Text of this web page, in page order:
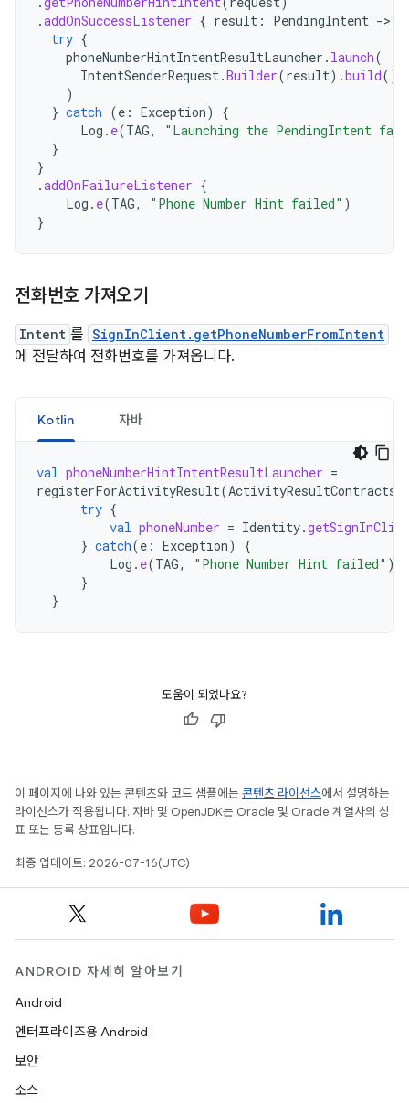
.addOnSuccessListener { result : PendingIntent ->
try {
phoneNumberHintIntentResultLauncher . launch(
IntentSenderRequest.Builder(result).build()
)
} catch (e : Exception)
{
Log . e(TAG,
"Launching the PendingIntent
}
}
.addOnFailureListener {
Log . e(TAG, "Phone Number Hint failed" )
}
전화번호 가져오기
Intent 를 SignInClient.getPhoneNumberFromIntent
에 전달하여 전화번호를 가져옵니다.
Kotlin 자바
val phoneNumberHintIntentResultLauncher =
registerForActivityResult(ActivityResultContracts
try {
val phoneNumber = Identity.
} catch(e : Exception)
{
Log . e(TAG, "Phone Number Hint failed" )
}
}
도움이 되었나요?
이 페이지에 나와 있는 콘텐츠와 코드 샘플에는 콘텐츠 라이선스에서 설명하는
라이선스가 적용됩니다. 자바 및 OpenJDK는 Oracle 및 Oracle 계열사의 상
표 또는 등록 상표입니다.
최종 업데이트: 2026-07-16(UTC)
ANDROID 자세히 알아보기
Android
엔터프라이즈용 Android
보안
소스